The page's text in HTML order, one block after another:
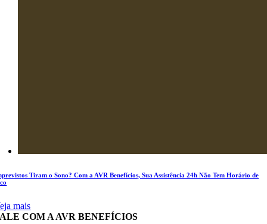
Tiram o Sono? Com a AVR Benefícios, Sua Assistência 24h Não Tem Horário de
mais
COM A AVR BENEFÍCIOS